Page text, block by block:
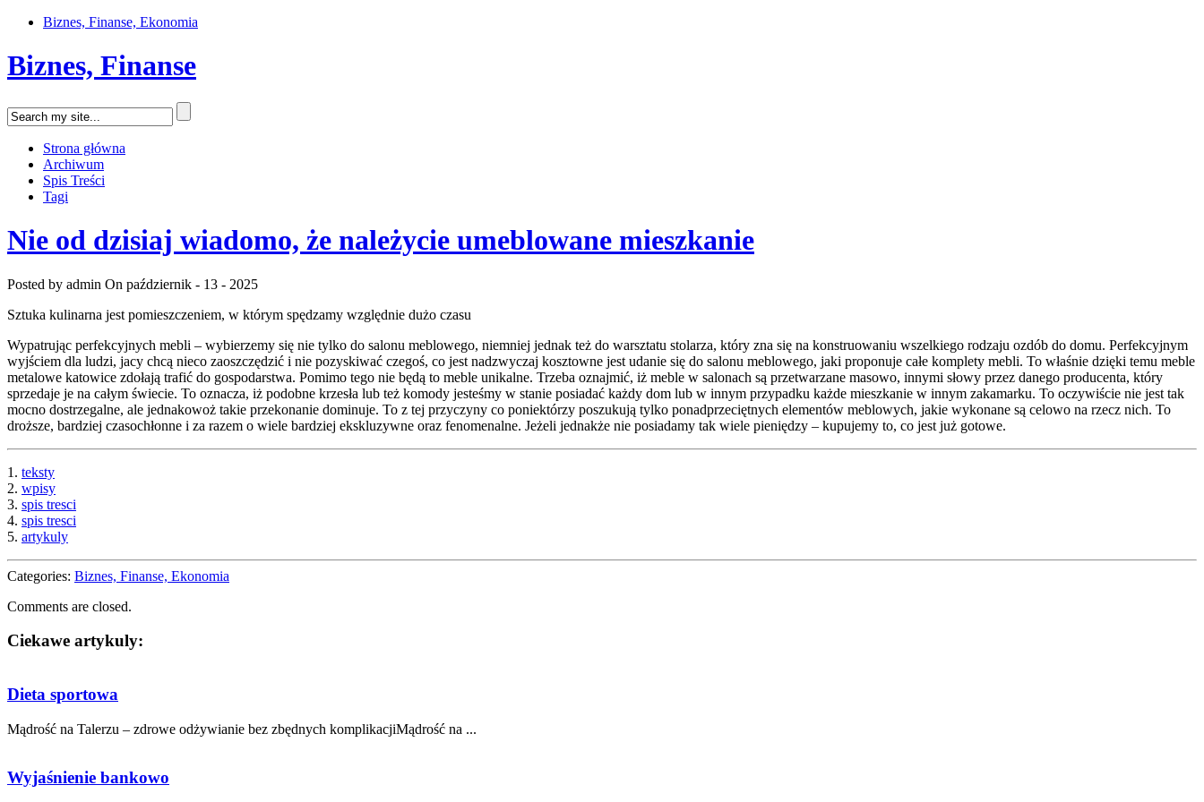
Biznes, Finanse, Ekonomia
Biznes, Finanse
Strona główna
Archiwum
Spis Treści
Tagi
Nie od dzisiaj wiadomo, że należycie umeblowane mieszkanie
Posted by admin On październik - 13 - 2025
Sztuka kulinarna jest pomieszczeniem, w którym spędzamy względnie dużo czasu
Wypatrując perfekcyjnych mebli – wybierzemy się nie tylko do salonu meblowego, niemniej jednak też do warsztatu stolarza, który zna się na konstruowaniu wszelkiego rodzaju ozdób do domu. Perfekcyjnym
wyjściem dla ludzi, jacy chcą nieco zaoszczędzić i nie pozyskiwać czegoś, co jest nadzwyczaj kosztowne jest udanie się do salonu meblowego, jaki proponuje całe komplety mebli. To właśnie dzięki temu meble
metalowe katowice zdołają trafić do gospodarstwa. Pomimo tego nie będą to meble unikalne. Trzeba oznajmić, iż meble w salonach są przetwarzane masowo, innymi słowy przez danego producenta, który
sprzedaje je na całym świecie. To oznacza, iż podobne krzesła lub też komody jesteśmy w stanie posiadać każdy dom lub w innym przypadku każde mieszkanie w innym zakamarku. To oczywiście nie jest tak
mocno dostrzegalne, ale jednakowoż takie przekonanie dominuje. To z tej przyczyny co poniektórzy poszukują tylko ponadprzeciętnych elementów meblowych, jakie wykonane są celowo na rzecz nich. To
droższe, bardziej czasochłonne i za razem o wiele bardziej ekskluzywne oraz fenomenalne. Jeżeli jednakże nie posiadamy tak wiele pieniędzy – kupujemy to, co jest już gotowe.
1. teksty
2. wpisy
3. spis tresci
4. spis tresci
5. artykuly
Categories: Biznes, Finanse, Ekonomia
Comments are closed.
Ciekawe artykuly:
Dieta sportowa
Mądrość na Talerzu – zdrowe odżywianie bez zbędnych komplikacjiMądrość na ...
Wyjaśnienie bankowo